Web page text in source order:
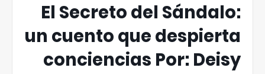
El Secreto del Sándalo:
un cuento que despierta
conciencias Por: Deisy